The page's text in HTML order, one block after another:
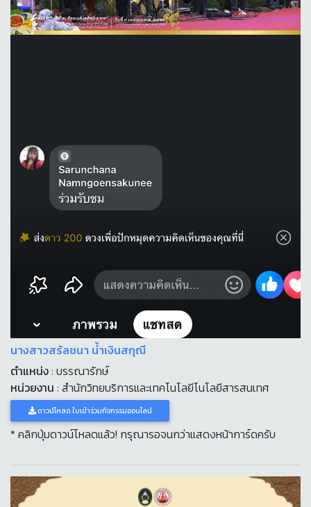
นางสาวสรัลชนา น้ำเงินสกุณี
ตำแหน่ง: บรรณารักษ์
หน่วยงาน : สำนักวิทยบริการและเทคโนโลยีโนโลยีสารสนเทศ
ดาวน์โหลด ใบเข้าร่วมกิจกรรมออนไลน์
* คลิกปุ่มดาวน์โหลดแล้ว! กรุณารอจนกว่าแสดงหน้าการ์ดครับ